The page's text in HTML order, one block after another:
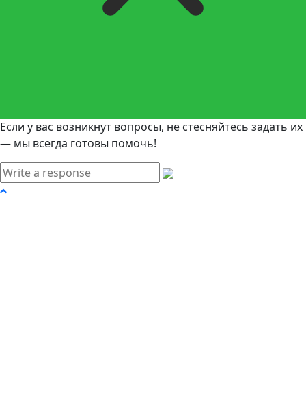
Если у вас возникнут вопросы, не стесняйтесь задать их
— мы всегда готовы помочь!